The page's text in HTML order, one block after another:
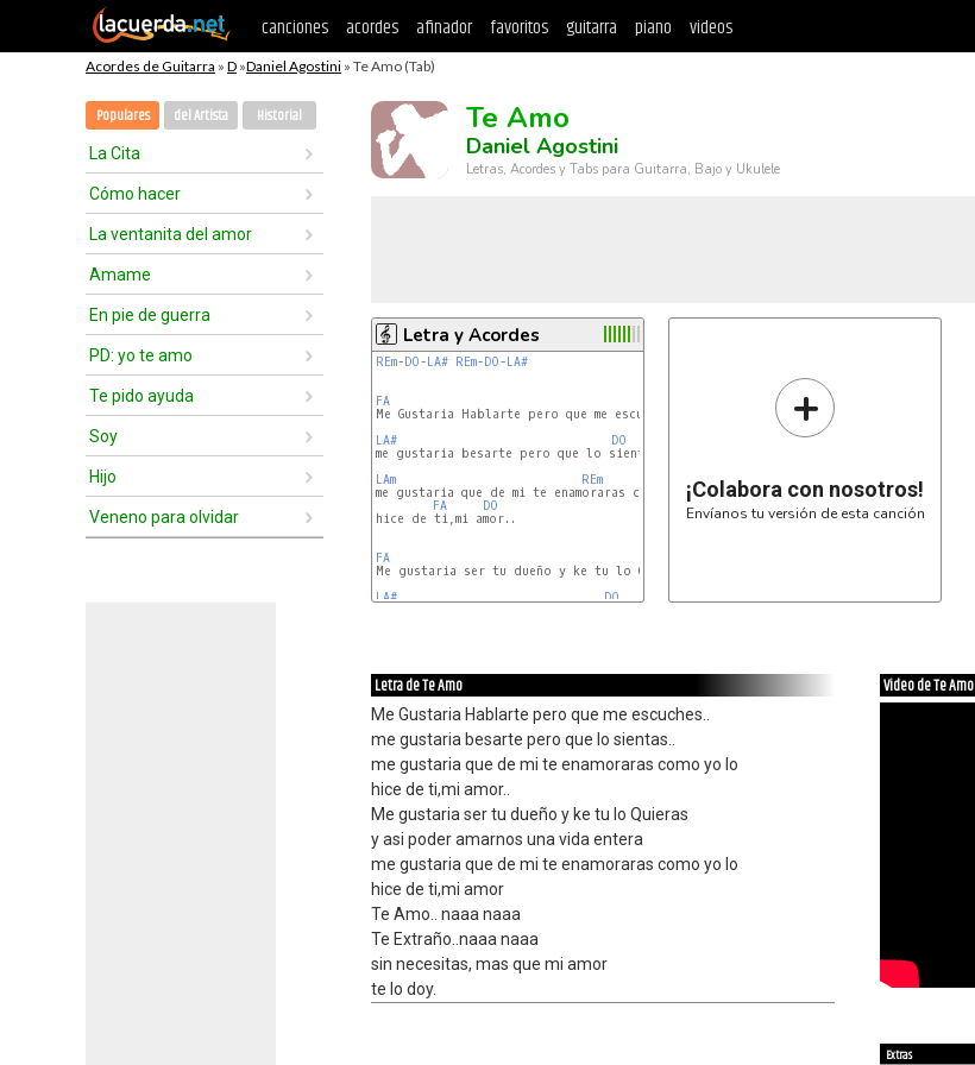
canciones acordes afinador favoritos guitarra piano videos
Acordes de Guitarra » D »Daniel Agostini » Te Amo (Tab)
Populares del Artista Historial
La Cita
Cómo hacer
La ventanita del amor
Amame
En pie de guerra
PD: yo te amo
Te pido ayuda
Soy
Hijo
Veneno para olvidar
Te Amo
Daniel Agostini
Letras, Acordes y Tabs para Guitarra, Bajo y Ukulele
Letra y Acordes
REm-DO-LA# REm-DO-LA#
FA
Me Gustaria Hablarte pero que me escuches..
LA#
DO
me gustaria besarte pero que lo sientas..
LAm
REm
me gustaria que de mi te enamoraras como yo lo
FA
DO
hice de ti,mi amor..
FA
Me gustaria ser tu dueño y ke tu lo Quieras
LA#
DO
+
¡Colabora con nosotros!
Envíanos tu versión de esta canción
Letra de Te Amo
Me Gustaria Hablarte pero que me escuches..
me gustaria besarte pero que lo sientas..
me gustaria que de mi te enamoraras como yo lo
hice de ti,mi amor..
Me gustaria ser tu dueño y ke tu lo Quieras
y asi poder amarnos una vida entera
me gustaria que de mi te enamoraras como yo lo
hice de ti,mi amor
Te Amo.. naaa naaa
Te Extraño..naaa naaa
sin necesitas, mas que mi amor
te lo doy.
Video de Te Amo
Extras